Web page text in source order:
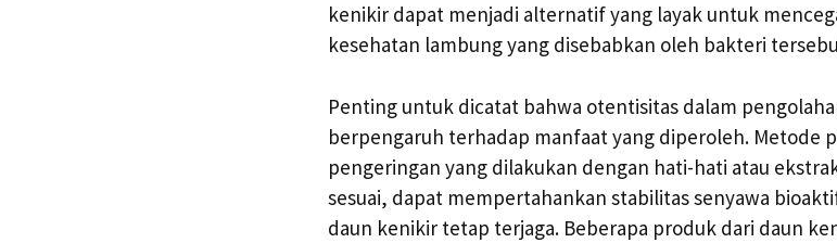
kenikir dapat menjadi alternatif yang layak untuk
kesehatan lambung yang disebabkan oleh bakteri
Penting untuk dicatat bahwa otentisitas dalam
berpengaruh terhadap manfaat yang diperoleh. Metode
pengeringan yang dilakukan dengan hati-hati atau
sesuai, dapat mempertahankan stabilitas senyawa
daun kenikir tetap terjaga. Beberapa produk dari daun